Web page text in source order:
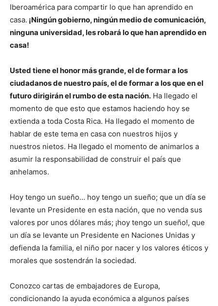
Iberoamérica para compartir lo que han aprendido en
casa. ¡Ningún gobierno, ningún medio de comunicación,
ninguna universidad, les robará lo que han aprendido en
casa!
Usted tiene el honor más grande, el de formar a los
ciudadanos de nuestro país, el de formar a los que en el
futuro dirigirán el rumbo de esta nación. Ha llegado el
momento de que esto que estamos haciendo hoy se
extienda a toda Costa Rica. Ha llegado el momento de
hablar de este tema en casa con nuestros hijos y
nuestros nietos. Ha llegado el momento de animarlos a
asumir la responsabilidad de construir el país que
anhelamos.
Hoy tengo un sueño… hoy tengo un sueño; que un día se
levante un Presidente en esta nación, que no venda sus
valores por unos dólares más; ¡hoy tengo un sueño!, que
un día se levante un Presidente en Naciones Unidas y
defienda la familia, el niño por nacer y los valores éticos y
morales que sostendrán la sociedad.
Conozco cartas de embajadores de Europa,
condicionando la ayuda económica a algunos países